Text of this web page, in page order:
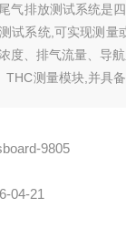
气排放测试系统是
试系统,可实现测量
度、排气流量、导
THC测量模块,并具
9805
04-21